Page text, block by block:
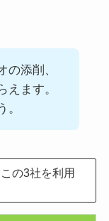
の添削、
えます。
。
の3社を利用